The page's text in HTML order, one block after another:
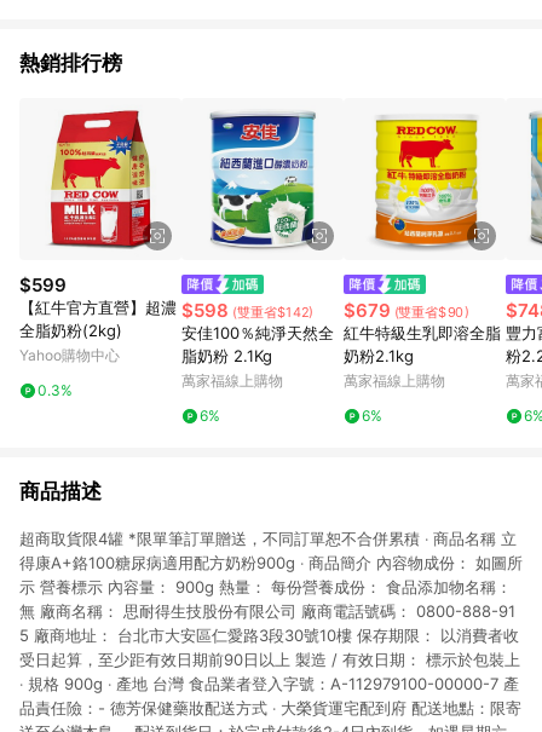
熱銷排行榜
$599
【紅牛官方直營】超濃
全脂奶粉(2kg)
Yahoo購物中心
0.3%
$598 (雙重省$142)
安佳100％純淨天然全
脂奶粉 2.1Kg
萬家福線上購物
6%
$679 (雙重省$90)
紅牛特級生乳即溶全脂
奶粉2.1kg
萬家福線上購物
6%
豐力
粉
萬家
商品描述
超商取貨限4罐 *限單筆訂單贈送，不同訂單恕不合併累積 ‧ 商品名稱 立
得康A+鉻100糖尿病適用配方奶粉900g ‧ 商品簡介 內容物成份： 如圖所
示 營養標示 內容量： 900g 熱量： 每份營養成份： 食品添加物名稱：
無 廠商名稱： 思耐得生技股份有限公司 廠商電話號碼： 0800-888-91
5 廠商地址： 台北市大安區仁愛路3段30號10樓 保存期限： 以消費者收
受日起算，至少距有效日期前90日以上 製造 / 有效日期： 標示於包裝上
‧ 規格 900g ‧ 產地 台灣 食品業者登入字號：A-112979100-00000-7 產
品責任險：- 德芳保健藥妝配送方式 ‧ 大榮貨運宅配到府 配送地點：限寄